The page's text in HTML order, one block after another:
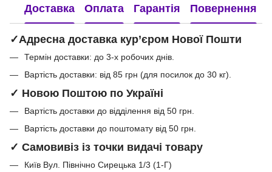
Доставка Оплата Гарантія Повернення
✓Адресна доставка кур’єром Нової Пошти
Термін доставки: до 3-х робочих днів.
Вартість доставки: від 85 грн (для посилок до 30 кг).
✓ Новою Поштою по Україні
Вартість доставки до відділення від 50 грн.
Вартість доставки до поштомату від 50 грн.
✓ Самовивіз із точки видачі товару
Київ Вул. Північно Сирецька 1/3 (1-Г)